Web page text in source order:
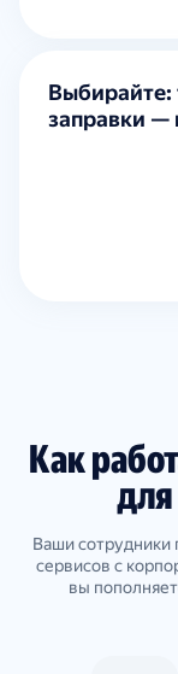
Выбирайте:
заправки —
Как
для
Ваши сотрудники
сервисов с
вы